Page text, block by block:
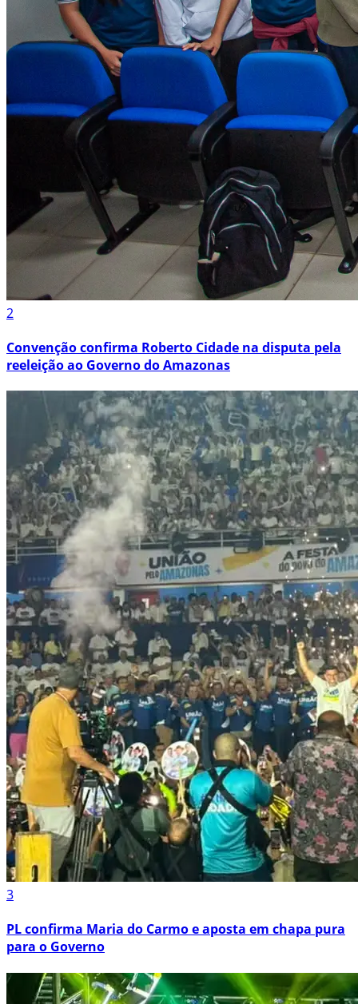
2
Convenção confirma Roberto Cidade na disputa pela
reeleição ao Governo do Amazonas
3
PL confirma Maria do Carmo e aposta em chapa pura
para o Governo